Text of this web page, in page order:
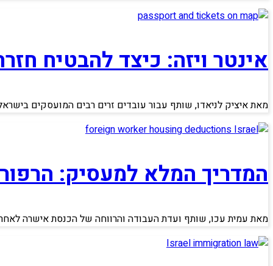
אינטר ויזה: כיצד להבטיח
מאת איציק לניאדו, שותף עבור עובדים זרים רבים המועסקים
המדריך המלא למעסיק:
מאת עמית עכו, שותף ועדת העבודה והרווחה של הכנסת אישרה